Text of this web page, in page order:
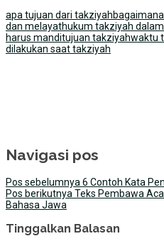
apa tujuan dari takziyah
dan melayathukum takziyah
harus manditujuan takziyahwaktu
dilakukan saat takziyah
Navigasi pos
Pos sebelumnya 6 Contoh Kata
Pos berikutnya Teks Pembawa
Bahasa Jawa
Tinggalkan Balasan